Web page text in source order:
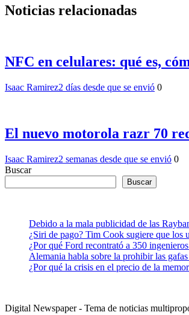
Noticias relacionadas
NFC en celulares: qué es,
Isaac Ramirez2 días desde que se envió 0
El nuevo motorola razr 70
Isaac Ramirez2 semanas desde que se envió 0
Buscar
Buscar
Debido a la mala publicidad de las
¿Siri de pago? Tim Cook sugiere que los
¿Por qué Ford recontrató a 350
Alemania habla sobre la prohibir las
¿Por qué la crisis en el precio de la
Digital Newspaper - Tema de noticias